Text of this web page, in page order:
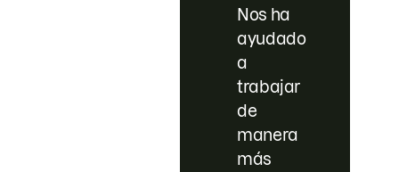
Nos ha
ayudado
a
trabajar
de
manera
más